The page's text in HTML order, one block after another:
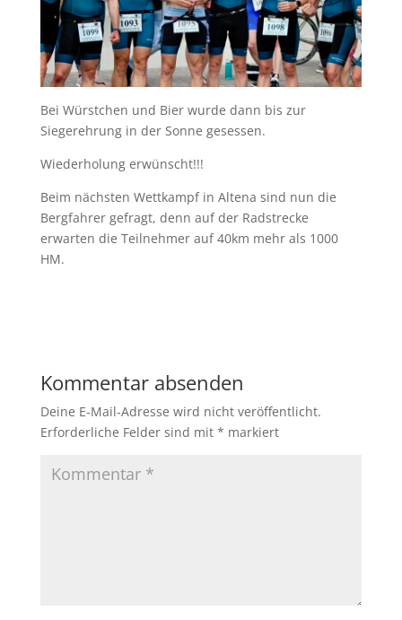
Bei Würstchen und Bier wurde dann bis zur
Siegerehrung in der Sonne gesessen.
Wiederholung erwünscht!!!
Beim nächsten Wettkampf in Altena sind nun die
Bergfahrer gefragt, denn auf der Radstrecke
erwarten die Teilnehmer auf 40km mehr als 1000
HM.
Kommentar absenden
Deine E-Mail-Adresse wird nicht veröffentlicht.
Erforderliche Felder sind mit * markiert